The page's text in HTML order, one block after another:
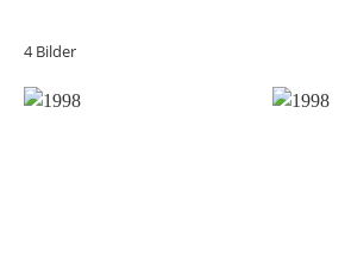
4 Bilder